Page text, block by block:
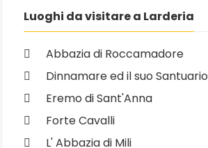
Luoghi da visitare a Larderia
Abbazia di Roccamadore
Dinnamare ed il suo Santuario
Eremo di Sant'Anna
Forte Cavalli
L' Abbazia di Mili